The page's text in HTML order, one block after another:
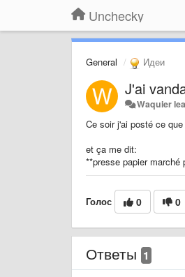
Unchecky
General Идеи
J'ai
Waquier
Ce soir j'ai posté ce
et ça me dit:
**presse papier
Голос 0 0
Ответы 1